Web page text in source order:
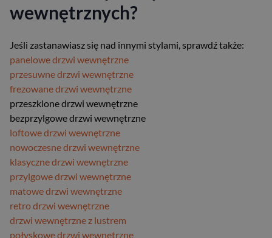
wewnętrznych?
Jeśli zastanawiasz się nad innymi stylami, sprawdź także:
panelowe drzwi wewnętrzne
przesuwne drzwi wewnętrzne
frezowane drzwi wewnętrzne
przeszklone drzwi wewnętrzne
bezprzylgowe drzwi wewnętrzne
loftowe drzwi wewnętrzne
nowoczesne drzwi wewnętrzne
klasyczne drzwi wewnętrzne
przylgowe drzwi wewnętrzne
matowe drzwi wewnętrzne
retro drzwi wewnętrzne
drzwi wewnętrzne z lustrem
połyskowe drzwi wewnętrzne